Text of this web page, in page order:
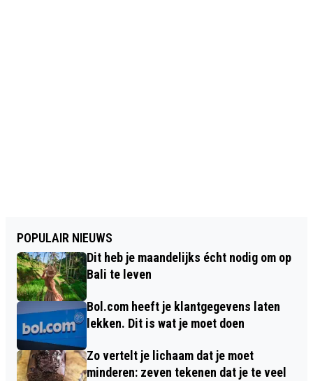
POPULAIR NIEUWS
Dit heb je maandelijks écht nodig om op
Bali te leven
Bol.com heeft je klantgegevens laten
lekken. Dit is wat je moet doen
Zo vertelt je lichaam dat je moet
minderen: zeven tekenen dat je te veel